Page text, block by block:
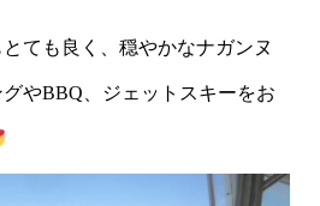
ても良く、穏やかなナガンヌ
やBBQ、ジェットスキーをお